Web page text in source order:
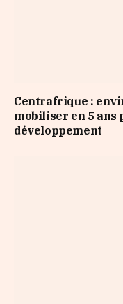
Centrafrique :
mobiliser en 5 ans
développement